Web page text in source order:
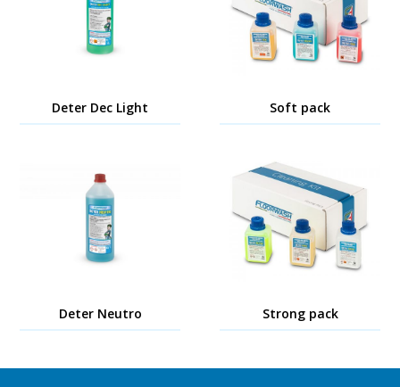
Deter Dec Light Soft pack
Deter Neutro Strong pack